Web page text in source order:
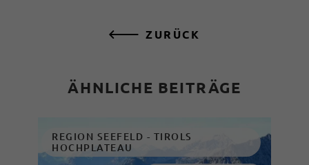
ZURÜCK
ÄHNLICHE BEITRÄGE
REGION SEEFELD - TIROLS
HOCHPLATEAU